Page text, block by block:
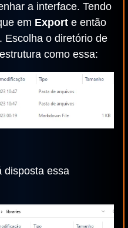
a interface. Tendo
em Export e então
. Escolha o diretório de
como essa:
disposta essa